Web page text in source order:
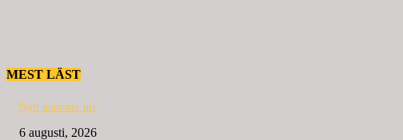
MEST LÄST
Nytt nummer ute
6 augusti, 2026